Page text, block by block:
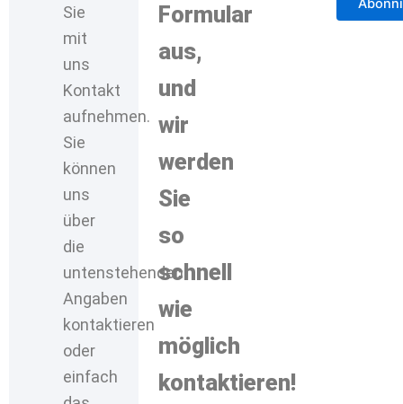
Sie
mit
uns
Kontakt
aufnehmen.
Sie
können
uns
über
die
untenstehenden
Angaben
kontaktieren
oder
einfach
Formular
aus,
und
wir
werden
Sie
so
schnell
wie
möglich
kontaktieren!